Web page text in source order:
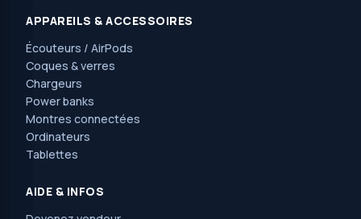
APPAREILS & ACCESSOIRES
Écouteurs / AirPods
Coques & verres
Chargeurs
Power banks
Montres connectées
Ordinateurs
Tablettes
AIDE & INFOS